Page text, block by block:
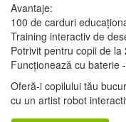
Avantaje:
100 de carduri
Training interactiv de
Potrivit pentru copii de la
Funcționează cu baterie
Oferă-i copilului tău
cu un artist robot